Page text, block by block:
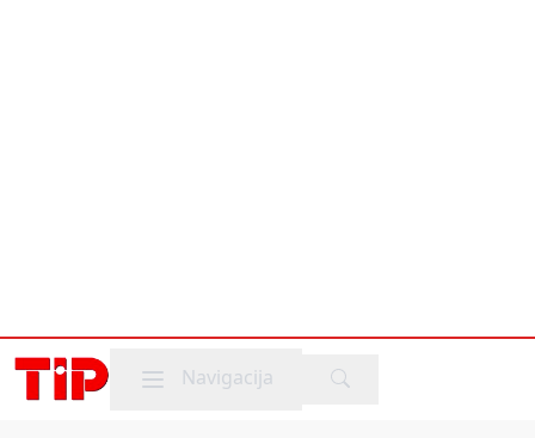
Mobile menu
Navigacija